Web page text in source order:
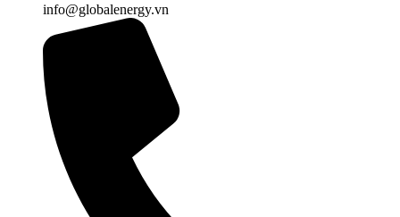
info@globalenergy.vn